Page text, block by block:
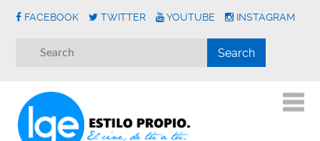
FACEBOOK TWITTER YOUTUBE INSTAGRAM